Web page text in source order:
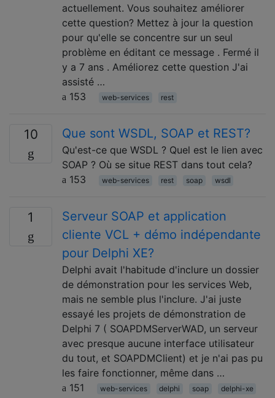
actuellement. Vous souhaitez améliorer
cette question? Mettez à jour la question
pour qu'elle se concentre sur un seul
problème en éditant ce message . Fermé il
y a 7 ans . Améliorez cette question J'ai
assisté …
153
web-services rest
10 Que sont WSDL, SOAP et REST?
Qu'est-ce que WSDL ? Quel est le lien avec
SOAP ? Où se situe REST dans tout cela?
153
web-services rest soap wsdl
1
Serveur SOAP et application
cliente VCL + démo indépendante
pour Delphi XE?
Delphi avait l'habitude d'inclure un dossier
de démonstration pour les services Web,
mais ne semble plus l'inclure. J'ai juste
essayé les projets de démonstration de
Delphi 7 ( SOAPDMServerWAD, un serveur
avec presque aucune interface utilisateur
du tout, et SOAPDMClient) et je n'ai pas pu
les faire fonctionner, même dans …
151
web-services delphi soap
delphi-xe